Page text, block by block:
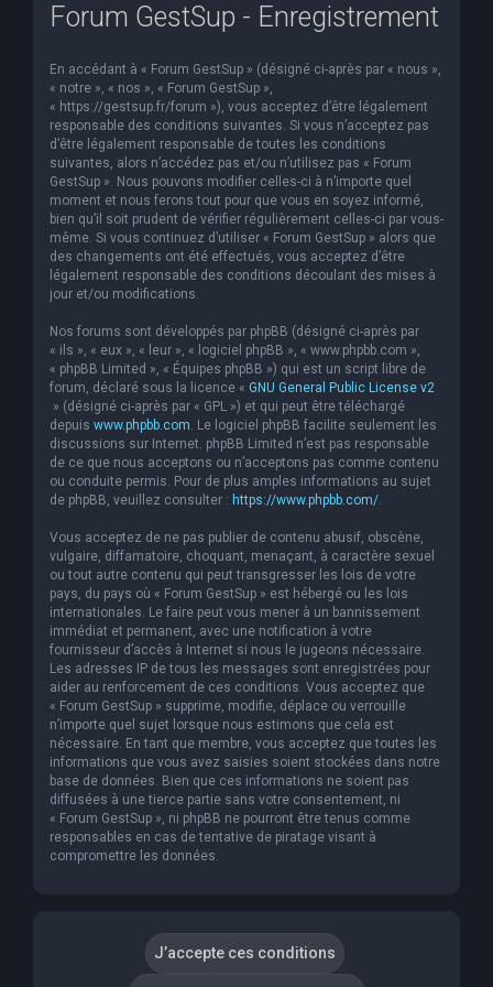
Forum GestSup - Enregistrement
En accédant à « Forum GestSup » (désigné ci-après par « nous »,
« notre », « nos », « Forum GestSup »,
« https://gestsup.fr/forum »), vous acceptez d’être légalement
responsable des conditions suivantes. Si vous n’acceptez pas
d’être légalement responsable de toutes les conditions
suivantes, alors n’accédez pas et/ou n’utilisez pas « Forum
GestSup ». Nous pouvons modifier celles-ci à n’importe quel
moment et nous ferons tout pour que vous en soyez informé,
bien qu’il soit prudent de vérifier régulièrement celles-ci par vous-
même. Si vous continuez d’utiliser « Forum GestSup » alors que
des changements ont été effectués, vous acceptez d’être
légalement responsable des conditions découlant des mises à
jour et/ou modifications.
Nos forums sont développés par phpBB (désigné ci-après par
« ils », « eux », « leur », « logiciel phpBB », « www.phpbb.com »,
« phpBB Limited », « Équipes phpBB ») qui est un script libre de
forum, déclaré sous la licence « GNU General Public License v2
» (désigné ci-après par « GPL ») et qui peut être téléchargé
depuis www.phpbb.com. Le logiciel phpBB facilite seulement les
discussions sur Internet. phpBB Limited n’est pas responsable
de ce que nous acceptons ou n’acceptons pas comme contenu
ou conduite permis. Pour de plus amples informations au sujet
de phpBB, veuillez consulter : https://www.phpbb.com/.
Vous acceptez de ne pas publier de contenu abusif, obscène,
vulgaire, diffamatoire, choquant, menaçant, à caractère sexuel
ou tout autre contenu qui peut transgresser les lois de votre
pays, du pays où « Forum GestSup » est hébergé ou les lois
internationales. Le faire peut vous mener à un bannissement
immédiat et permanent, avec une notification à votre
fournisseur d’accès à Internet si nous le jugeons nécessaire.
Les adresses IP de tous les messages sont enregistrées pour
aider au renforcement de ces conditions. Vous acceptez que
« Forum GestSup » supprime, modifie, déplace ou verrouille
n’importe quel sujet lorsque nous estimons que cela est
nécessaire. En tant que membre, vous acceptez que toutes les
informations que vous avez saisies soient stockées dans notre
base de données. Bien que ces informations ne soient pas
diffusées à une tierce partie sans votre consentement, ni
« Forum GestSup », ni phpBB ne pourront être tenus comme
responsables en cas de tentative de piratage visant à
compromettre les données.